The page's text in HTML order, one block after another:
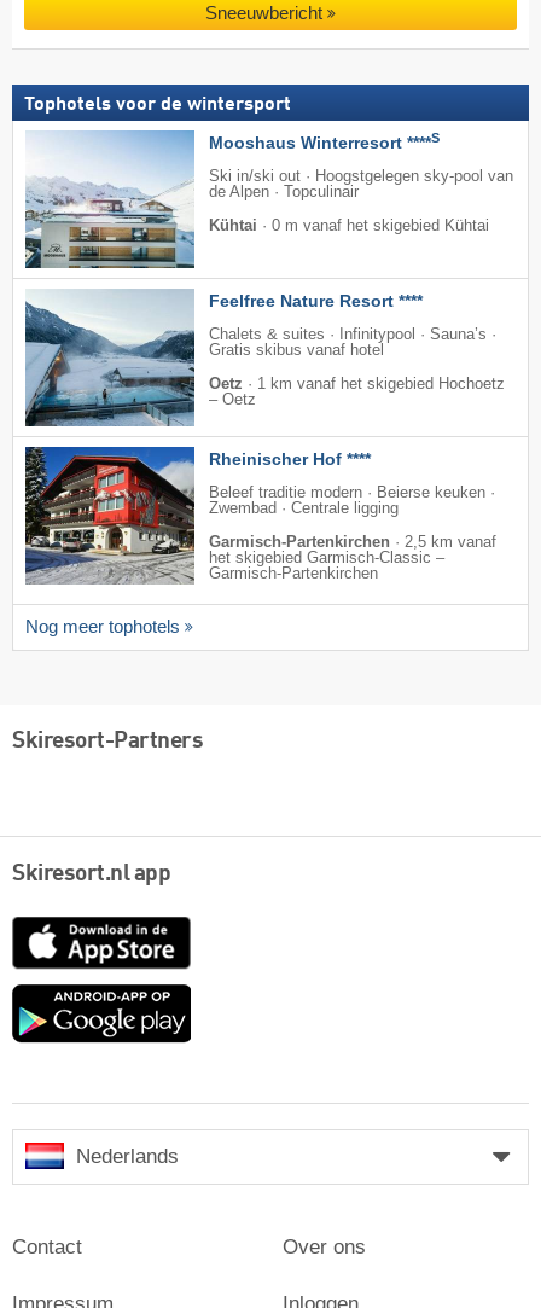
Sneeuwbericht
Tophotels voor de wintersport
Mooshaus Winterresort ****S
Ski in/ski out · Hoogstgelegen sky-pool van
de Alpen · Topculinair
Kühtai · 0 m vanaf het skigebied Kühtai
Feelfree Nature Resort ****
Chalets & suites · Infinitypool · Sauna’s ·
Gratis skibus vanaf hotel
Oetz · 1 km vanaf het skigebied Hochoetz
– Oetz
Rheinischer Hof ****
Beleef traditie modern · Beierse keuken ·
Zwembad · Centrale ligging
Garmisch-Partenkirchen · 2,5 km vanaf
het skigebied Garmisch-Classic –
Garmisch-Partenkirchen
Nog meer tophotels
Skiresort-Partners
Skiresort.nl app
App
Google
Nederlands
Contact Over ons